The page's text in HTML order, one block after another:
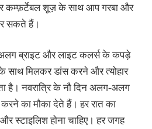
कम्फ़र्टेबल शूज़ के साथ आप गरबा और
सकते हैं।
ब्राइट और लाइट कलर्स के कपड़े
साथ मिलकर डांस करने और त्योहार
है। नवरात्रि के नौ दिन अलग-अलग
का मौका देते हैं। हर रात का
स्टाइलिश होना चाहिए। हर जगह